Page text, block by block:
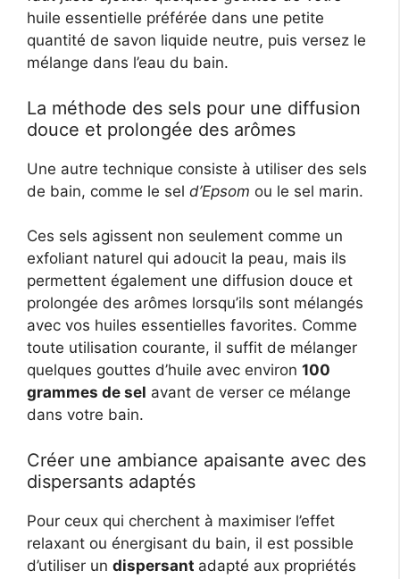
huile essentielle préférée dans une petite
quantité de savon liquide neutre, puis versez le
mélange dans l’eau du bain.
La méthode des sels pour une diffusion
douce et prolongée des arômes
Une autre technique consiste à utiliser des sels
de bain, comme le sel d’Epsom ou le sel marin.
Ces sels agissent non seulement comme un
exfoliant naturel qui adoucit la peau, mais ils
permettent également une diffusion douce et
prolongée des arômes lorsqu’ils sont mélangés
avec vos huiles essentielles favorites. Comme
toute utilisation courante, il suffit de mélanger
quelques gouttes d’huile avec environ 100
grammes de sel avant de verser ce mélange
dans votre bain.
Créer une ambiance apaisante avec des
dispersants adaptés
Pour ceux qui cherchent à maximiser l’effet
relaxant ou énergisant du bain, il est possible
d’utiliser un dispersant adapté aux propriétés